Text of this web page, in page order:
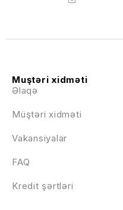
Muştəri xidməti
Əlaqə
Müştəri xidməti
Vakansiyalar
FAQ
Kredit şərtləri